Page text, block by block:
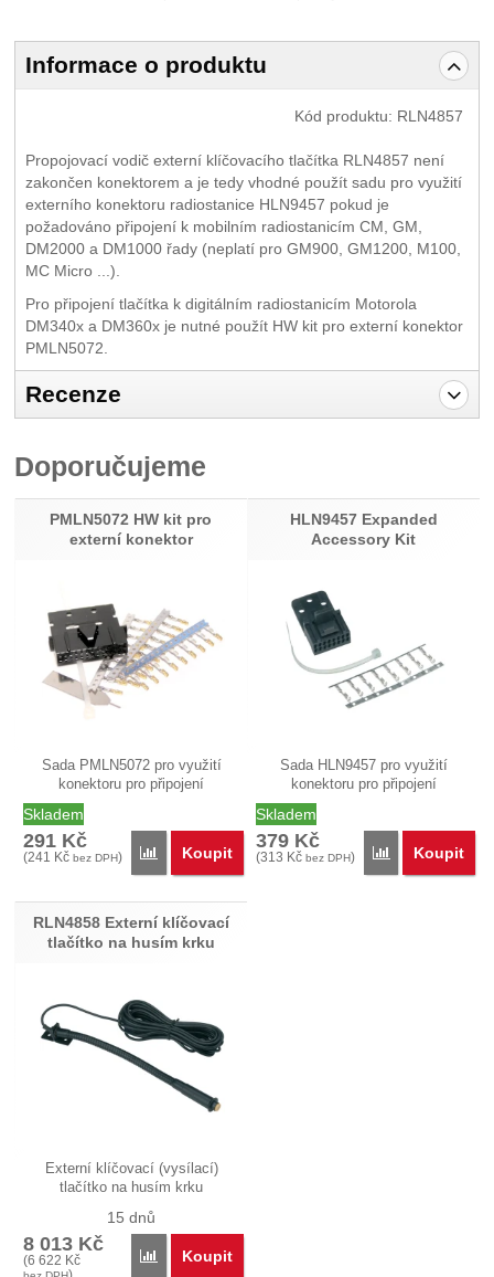
Informace o produktu
Kód produktu: RLN4857
Propojovací vodič externí klíčovacího tlačítka RLN4857 není
zakončen konektorem a je tedy vhodné použít sadu pro využití
externího konektoru radiostanice HLN9457 pokud je
požadováno připojení k mobilním radiostanicím CM, GM,
DM2000 a DM1000 řady (neplatí pro GM900, GM1200, M100,
MC Micro ...).
Pro připojení tlačítka k digitálním radiostanicím Motorola
DM340x a DM360x je nutné použít HW kit pro externí konektor
PMLN5072.
Recenze
Recenze
Nebyla přidána žádná recenze.
Doporučujeme
PMLN5072 HW kit pro
externí konektor
Sada PMLN5072 pro využití
konektoru pro připojení
příslušenství…
Skladem
291 Kč
(241 Kč bez DPH) Porovnat
Koupit
HLN9457 Expanded
Accessory Kit
Sada HLN9457 pro využití
konektoru pro připojení
příslušenství…
Skladem
379 Kč
(313 Kč bez DPH) Porovnat
Koupit
RLN4858 Externí klíčovací
tlačítko na husím krku
Externí klíčovací (vysílací)
tlačítko na husím krku
15 dnů
8 013 Kč
(6 622 Kč Porovnat
Koupit